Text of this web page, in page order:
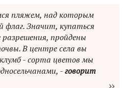
пляжем, над которым
флаг. Значит, купаться
пройдены
В центре села вы
- сорта цветов мы
-говорит